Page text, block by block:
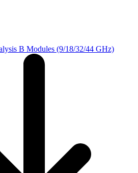
B Modules (9/18/32/44 GHz)